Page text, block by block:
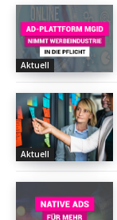
Aktuell
Aktuell